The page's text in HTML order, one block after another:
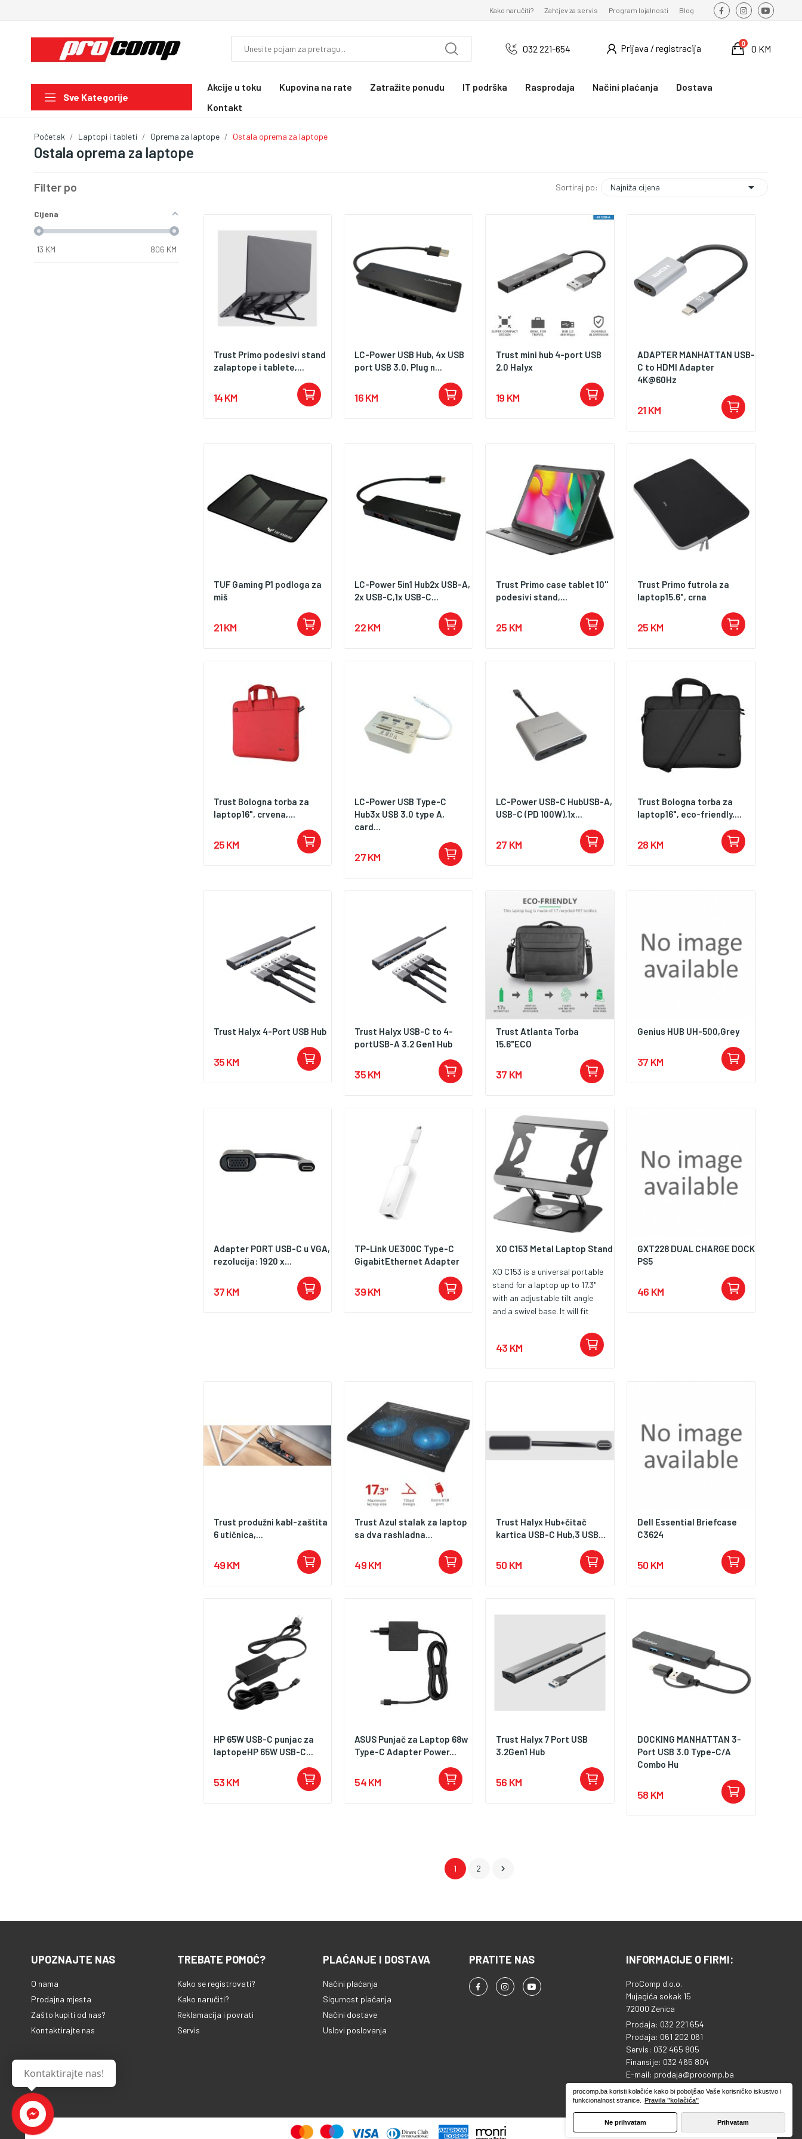
procomp.ba koristi kolačiće kako bi poboljšao Vaše korisničko iskustvo i
funkcionalnost stranice.
Pravila "kolačića"
Ne prihvatam Prihvatam
Kako naručiti? Zahtjev za servis Program lojalnosti Blog
032 221-654 Prijava / registracija 0 KM
0
Sve Kategorije
Akcije u toku Kupovina na rate Zatražite ponudu IT podrška Rasprodaja Načini plaćanja
Dostava
Kontakt
Ostala oprema za laptope
Početak Laptopi i tableti Oprema za laptope Ostala oprema za laptope
Filter po
Cijena
13 KM 806 KM
Sortiraj po: Najniža cijena 
Trust Primo podesivi stand
zalaptope i tablete,...
14 KM
LC-Power USB Hub, 4x USB
port USB 3.0, Plug n...
16 KM
Trust mini hub 4-port USB
2.0 Halyx
19 KM
ADAPTER MANHATTAN USB-
C to HDMI Adapter
4K@60Hz
21 KM
TUF Gaming P1 podloga za
miš
21 KM
LC-Power 5in1 Hub2x USB-A,
2x USB-C,1x USB-C...
22 KM
Trust Primo case tablet 10''
podesivi stand,...
25 KM
Trust Primo futrola za
laptop15.6", crna
25 KM
Trust Bologna torba za
laptop16", crvena,...
25 KM
LC-Power USB Type-C
Hub3x USB 3.0 type A,
card...
27 KM
LC-Power USB-C HubUSB-A,
USB-C (PD 100W),1x...
27 KM
Trust Bologna torba za
laptop16", eco-friendly,...
28 KM
Trust Halyx 4-Port USB Hub
35 KM
Trust Halyx USB-C to 4-
portUSB-A 3.2 Gen1 Hub
35 KM
Trust Atlanta Torba
15.6"ECO
37 KM
Genius HUB UH-500,Grey
37 KM
Adapter PORT USB-C u VGA,
rezolucija: 1920 x...
37 KM
TP-Link UE300C Type-C
GigabitEthernet Adapter
39 KM
XO C153 Metal Laptop Stand
XO C153 is a universal portable
stand for a laptop up to 17.3"
with an adjustable tilt angle
and a swivel base. It will fit
43 KM
GXT228 DUAL CHARGE DOCK
PS5
46 KM
Trust produžni kabl-zaštita
6 utičnica,...
49 KM
Trust Azul stalak za laptop
sa dva rashladna...
49 KM
Trust Halyx Hub+čitač
kartica USB-C Hub,3 USB...
50 KM
Dell Essential Briefcase
C3624
50 KM
HP 65W USB-C punjac za
laptopeHP 65W USB-C...
53 KM
ASUS Punjač za Laptop 68w
Type-C Adapter Power...
54 KM
Trust Halyx 7 Port USB
3.2Gen1 Hub
56 KM
DOCKING MANHATTAN 3-
Port USB 3.0 Type-C/A
Combo Hu
58 KM
1 2 
UPOZNAJTE NAS
O nama
Prodajna mjesta
Zašto kupiti od nas?
Kontaktirajte nas
TREBATE POMOĆ?
Kako se registrovati?
Kako naručiti?
Reklamacija i povrati
Servis
PLAĆANJE I DOSTAVA
Načini plaćanja
Sigurnost plaćanja
Načini dostave
Uslovi poslovanja
PRATITE NAS INFORMACIJE O FIRMI:
ProComp d.o.o.
Mujagića sokak 15
72000 Zenica
Prodaja: 032 221 654
Prodaja: 061 202 061
Servis: 032 465 805
Finansije: 032 465 804
E-mail: prodaja@procomp.ba
ID broj: 4218813920000
Sparkasse banka: 1995130039753810
Kontaktirajte nas!